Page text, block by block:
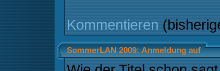
Kommentieren
SommerLAN 2009: Anmeldung auf